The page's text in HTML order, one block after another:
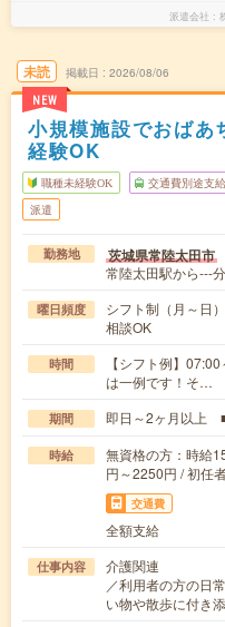
派遣会社
未読
NEW
掲載日 2026/08/06
小規模施設でおばあ
経験OK
職種未経験OK 交通費別途支
派遣
勤務地 茨城県常陸太田市
常陸太田駅から---
曜日頻度
シフト制（月～日
相談OK
時間
【シフト例】
は一例です！そ…
期間 即日～2ヶ月以上
時給
無資格の方：時給
円～2250円 / 初任
交通費
全額支給
仕事内容
介護関連
／利用者の方の日
い物や散歩に付き